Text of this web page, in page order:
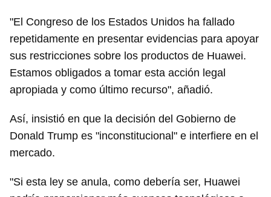
"El Congreso de los Estados Unidos ha fallado
repetidamente en presentar evidencias para apoyar
sus restricciones sobre los productos de Huawei.
Estamos obligados a tomar esta acción legal
apropiada y como último recurso", añadió.
Así, insistió en que la decisión del Gobierno de
Donald Trump es "inconstitucional" e interfiere en el
mercado.
"Si esta ley se anula, como debería ser, Huawei